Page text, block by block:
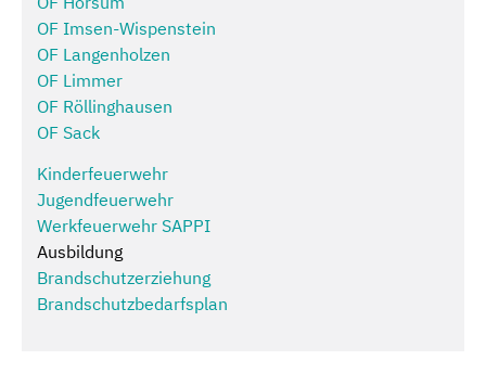
OF Imsen-Wispenstein
OF Langenholzen
OF Limmer
OF Röllinghausen
OF Sack
Kinderfeuerwehr
Jugendfeuerwehr
Werkfeuerwehr SAPPI
Ausbildung
Brandschutzerziehung
Brandschutzbedarfsplan